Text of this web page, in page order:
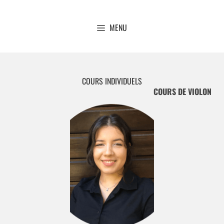
MENU
COURS INDIVIDUELS
COURS DE VIOLON